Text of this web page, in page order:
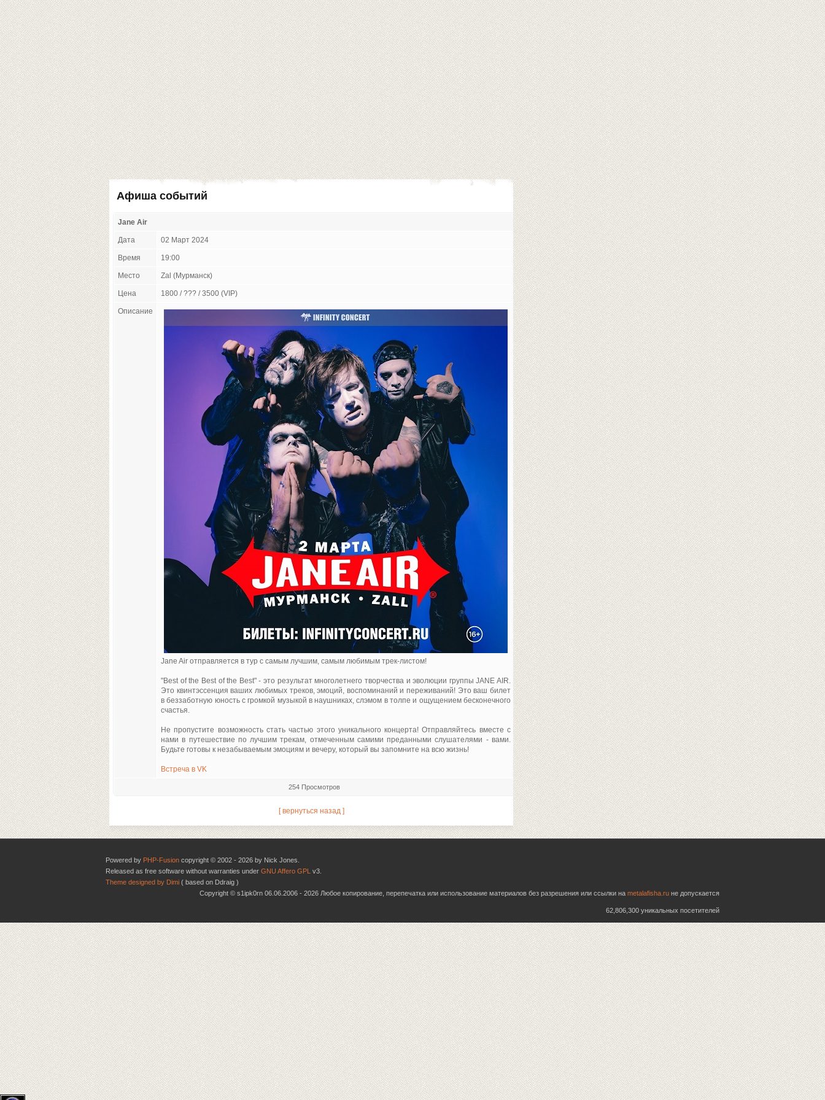
Афиша событий
Jane Air
Дата 02 Март 2024
Время 19:00
Место Zal (Мурманск)
Цена 1800 / ??? / 3500 (VIP)
Описание
Jane Air отправляется в тур с самым лучшим, самым любимым трек-листом!
"Best of the Best of the Best" - это результат многолетнего творчества и эволюции группы JANE AIR.
Это квинтэссенция ваших любимых треков, эмоций, воспоминаний и переживаний! Это ваш билет
в беззаботную юность c громкой музыкой в наушниках, слэмом в толпе и ощущением бесконечного
счастья.
Не пропустите возможность стать частью этого уникального концерта! Отправляйтесь вместе с
нами в путешествие по лучшим трекам, отмеченным самими преданными слушателями - вами.
Будьте готовы к незабываемым эмоциям и вечеру, который вы запомните на всю жизнь!
Встреча в VK
254 Просмотров
[ вернуться назад ]
Powered by PHP-Fusion copyright © 2002 - 2026 by Nick Jones.
Released as free software without warranties under GNU Affero GPL v3.
Theme designed by Dimi ( based on Ddraig )
Copyright © s1ipk0rn 06.06.2006 - 2026 Любое копирование, перепечатка или использование материалов без разрешения или ссылки на metalafisha.ru не допускается
62,806,300 уникальных посетителей